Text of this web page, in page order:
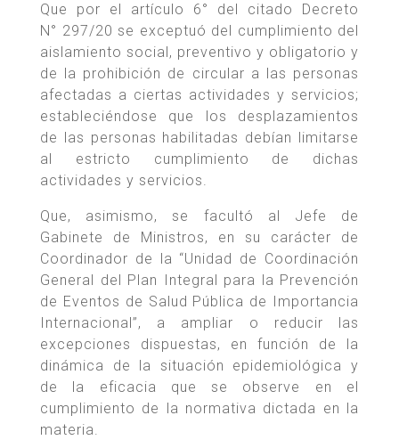
Que por el artículo 6° del citado Decreto
N° 297/20 se exceptuó del cumplimiento del
aislamiento social, preventivo y obligatorio y
de la prohibición de circular a las personas
afectadas a ciertas actividades y servicios;
estableciéndose que los desplazamientos
de las personas habilitadas debían limitarse
al estricto cumplimiento de dichas
actividades y servicios.
Que, asimismo, se facultó al Jefe de
Gabinete de Ministros, en su carácter de
Coordinador de la “Unidad de Coordinación
General del Plan Integral para la Prevención
de Eventos de Salud Pública de Importancia
Internacional”, a ampliar o reducir las
excepciones dispuestas, en función de la
dinámica de la situación epidemiológica y
de la eficacia que se observe en el
cumplimiento de la normativa dictada en la
materia.